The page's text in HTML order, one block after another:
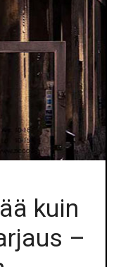
kuin
–